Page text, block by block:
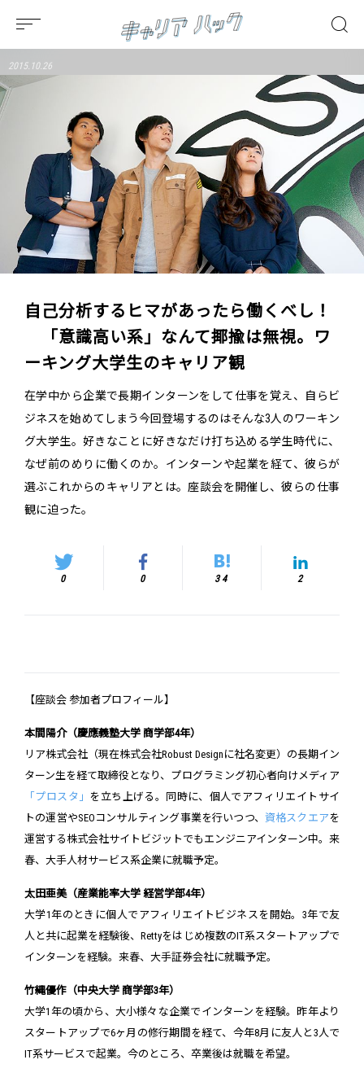
2015.10.26
自己分析するヒマがあったら働くべし！
「意識高い系」なんて揶揄は無視。ワ
ーキング大学生のキャリア観
在学中から企業で長期インターンをして仕事を覚え、自らビ
ジネスを始めてしまう――今回登場するのはそんな3人のワーキン
グ大学生。好きなことに好きなだけ打ち込める学生時代に、
なぜ前のめりに働くのか。インターンや起業を経て、彼らが
選ぶこれからのキャリアとは。座談会を開催し、彼らの仕事
観に迫った。
0 0 34 2
【座談会 参加者プロフィール】
本間陽介（慶應義塾大学 商学部4年）
リア株式会社（現在株式会社Robust Designに社名変更）の長期イン
ターン生を経て取締役となり、プログラミング初心者向けメディア
「プロスタ」 を立ち上げる。同時に、個人でアフィリエイトサイ
トの運営やSEOコンサルティング事業を行いつつ、 資格スクエアを
運営する株式会社サイトビジットでもエンジニアインターン中。来
春、大手人材サービス系企業に就職予定。
太田亜美（産業能率大学 経営学部4年）
大学1年のときに個人でアフィリエイトビジネスを開始。3年で友
人と共に起業を経験後、Rettyをはじめ複数のIT系スタートアップで
インターンを経験。来春、大手証券会社に就職予定。
竹縄優作（中央大学 商学部3年）
大学1年の頃から、大小様々な企業でインターンを経験。昨年より
スタートアップで6ヶ月の修行期間を経て、今年8月に友人と3人で
IT系サービスで起業。今のところ、卒業後は就職を希望。